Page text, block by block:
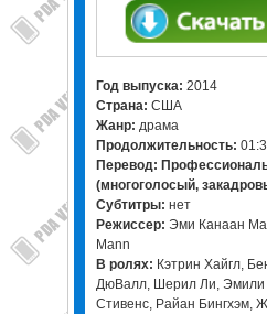
Год выпуска: 2014
Страна: США
Жанр: драма
Продолжительность:
Перевод:
(многоголосый,
Cубтитры: нет
Режиссер: Эми Канаан
Mann
В ролях: Кэтрин Хайгл,
ДюВалл, Шерил Ли, Эмили
Стивенс, Райан Бингхэм,